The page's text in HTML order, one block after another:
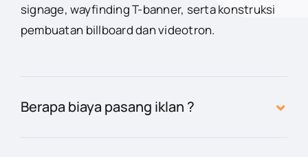
signage, wayfinding T-banner, serta konstruksi
pembuatan billboard dan videotron.
Berapa biaya pasang iklan ?